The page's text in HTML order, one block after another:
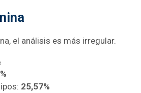
el análisis es más irregular.
25,57%